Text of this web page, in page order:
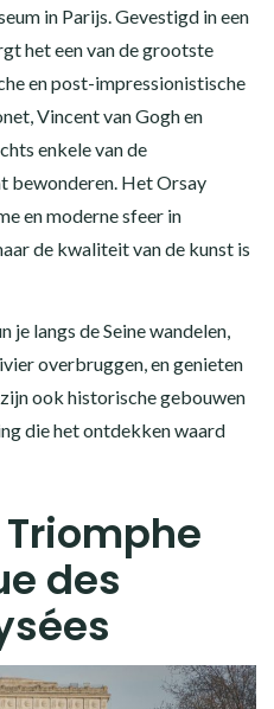
in Parijs. Gevestigd in een
het een van de grootste
en post-impressionistische
Vincent van Gogh en
enkele van de
bewonderen. Het Orsay
en moderne sfeer in
de kwaliteit van de kunst is
je langs de Seine wandelen,
overbruggen, en genieten
ook historische gebouwen
die het ontdekken waard
Triomphe
des